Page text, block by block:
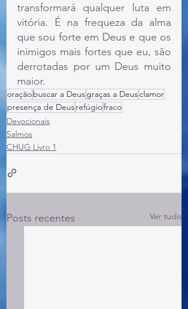
transformará qualquer luta em
vitória. É na frequeza da alma
que sou forte em Deus e que os
inimigos mais fortes que eu, são
derrotadas por um Deus muito
maior.
oraçãobuscar a Deusgraças a Deusclamor
presença de Deusrefúgiofraco
Devocionais
Salmos
CHUG Livro 1
Posts recentes Ver tudo